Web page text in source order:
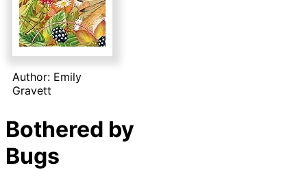
Author: Emily
Gravett
Bothered by
Bugs